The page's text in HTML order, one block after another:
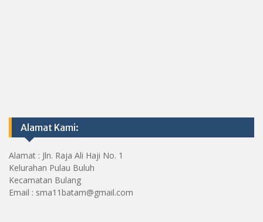
Alamat Kami:
Alamat : Jln. Raja Ali Haji No. 1
Kelurahan Pulau Buluh
Kecamatan Bulang
Email : sma11batam@gmail.com